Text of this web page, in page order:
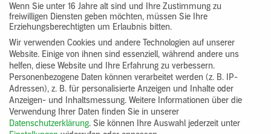
578,73 €
Gruppenprodukt
yosima_designputz_bigb
Wenn Sie unter 16 Jahre alt sind und Ihre Zustimmung zu
freiwilligen Diensten geben möchten, müssen Sie Ihre
Erziehungsberechtigten um Erlaubnis bitten.
Wir verwenden Cookies und andere Technologien auf unserer
Website. Einige von ihnen sind essenziell, während andere uns
helfen, diese Website und Ihre Erfahrung zu verbessern.
Personenbezogene Daten können verarbeitet werden (z. B. IP-
Adressen), z. B. für personalisierte Anzeigen und Inhalte oder
Anzeigen- und Inhaltsmessung. Weitere Informationen über die
Verwendung Ihrer Daten finden Sie in unserer
Datenschutzerklärung. Sie können Ihre Auswahl jederzeit unter